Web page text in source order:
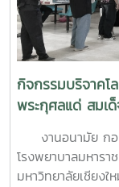
กิจกรรมบริจาคโ
พระกุศลแด่ สมเด็
นทิราเทพยวดี
ธิดา (สวนดอก 7
งานอนามัย กอ
โรงพยาบาลมหาร
มหาวิทยาลัยเชียง